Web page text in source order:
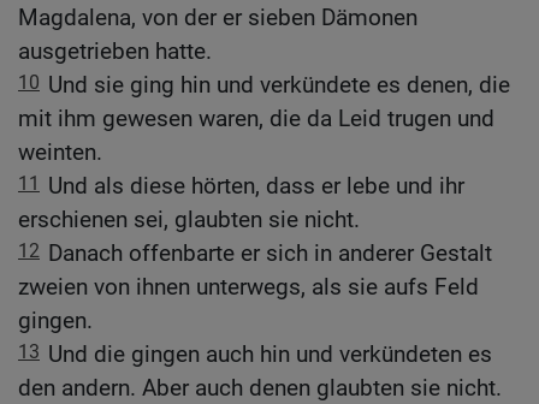
Magdalena, von der er sieben Dämonen
ausgetrieben hatte.
10 Und sie ging hin und verkündete es denen, die
mit ihm gewesen waren, die da Leid trugen und
weinten.
11
Und als diese hörten, dass er lebe und ihr
erschienen sei, glaubten sie nicht.
12 Danach offenbarte er sich in anderer Gestalt
zweien von ihnen unterwegs, als sie aufs Feld
gingen.
13 Und die gingen auch hin und verkündeten es
den andern. Aber auch denen glaubten sie nicht.